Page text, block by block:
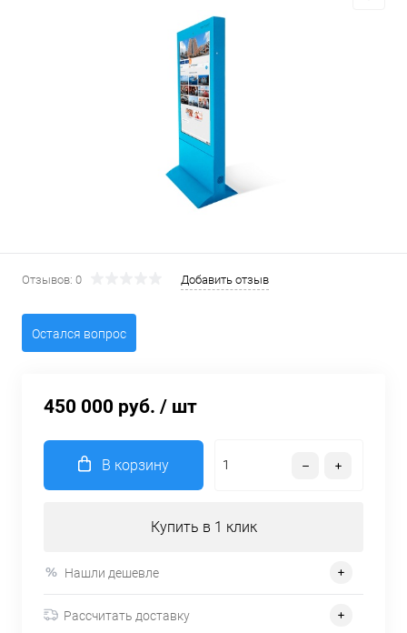
Отзывов: 0 Добавить отзыв
Остался вопрос
450 000 руб. / шт
В корзину
Купить в 1 клик
Нашли дешевле
Рассчитать доставку